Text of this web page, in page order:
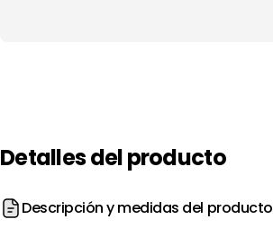
Detallesdelproducto
Descripción y medidas del producto